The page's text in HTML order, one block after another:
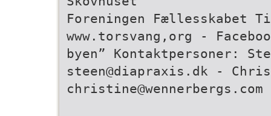
Foreningen Fællesskabet
www.torsvang,org -
byen” Kontaktpersoner:
steen@diapraxis.dk -
christine@wennerbergs.com